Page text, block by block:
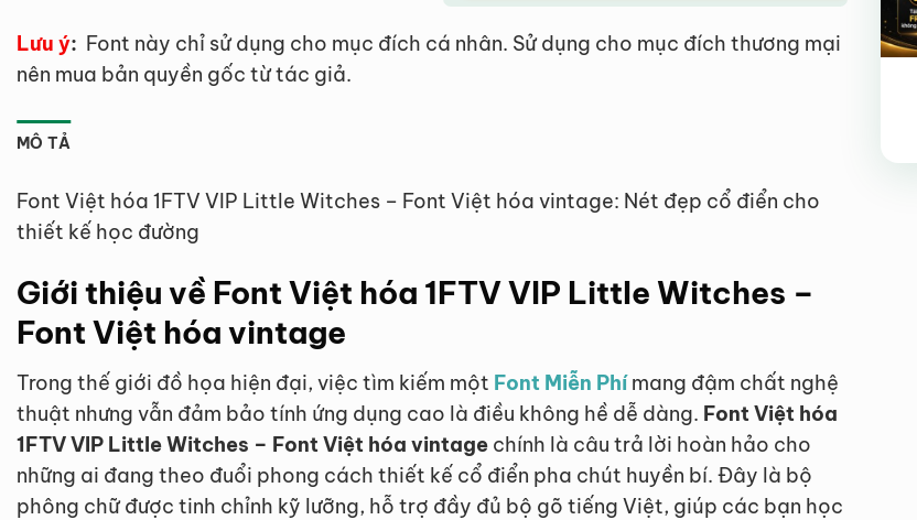
Lưu ý: Font này chỉ sử dụng cho mục đích cá nhân. Sử dụng cho mục đích thương mại
nên mua bản quyền gốc từ tác giả.
MÔ TẢ
Font Việt hóa 1FTV VIP Little Witches – Font Việt hóa vintage: Nét đẹp cổ điển cho
thiết kế học đường
Giới thiệu về Font Việt hóa 1FTV VIP Little Witches –
Font Việt hóa vintage
Trong thế giới đồ họa hiện đại, việc tìm kiếm một Font Miễn Phímang đậm chất nghệ
thuật nhưng vẫn đảm bảo tính ứng dụng cao là điều không hề dễ dàng. Font Việt hóa
1FTV VIP Little Witches – Font Việt hóa vintage chính là câu trả lời hoàn hảo cho
những ai đang theo đuổi phong cách thiết kế cổ điển pha chút huyền bí. Đây là bộ
phông chữ được tinh chỉnh kỹ lưỡng, hỗ trợ đầy đủ bộ gõ tiếng Việt, giúp các bạn học